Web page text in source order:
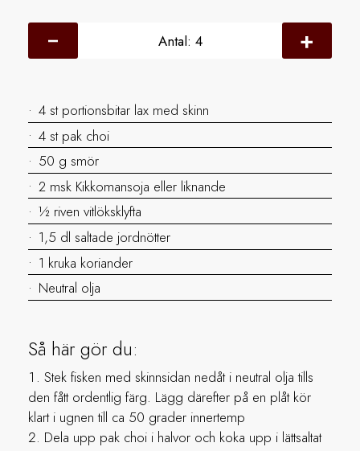
Antal: 4
4 st portionsbitar lax med skinn
4 st pak choi
50 g smör
2 msk Kikkomansoja eller liknande
½ riven vitlöksklyfta
1,5 dl saltade jordnötter
1 kruka koriander
Neutral olja
Så här gör du:
Stek fisken med skinnsidan nedåt i neutral olja tills
den fått ordentlig färg. Lägg därefter på en plåt kör
klart i ugnen till ca 50 grader innertemp
Dela upp pak choi i halvor och koka upp i lättsaltat